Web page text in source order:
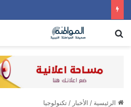
الرئيسية / الأخبار / تكنولوجيا